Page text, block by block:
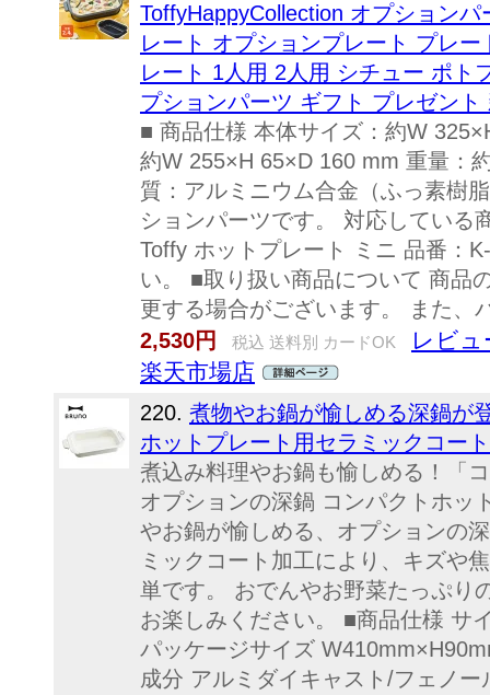
ToffyHappyCollection オプション
レート オプションプレート プレ
レート 1人用 2人用 シチュー ポト
プションパーツ ギフト プレゼン
■ 商品仕様 本体サイズ：約W
約W 255×H 65×D 160 mm 重量：
質：アルミニウム合金（ふっ素樹
ションパーツです。 対応している
Toffy ホットプレート ミニ 品番：
い。 ■取り扱い商品について 商品
更する場合がございます。 また、
2,530円
税込 送料別 カードOK
レビュ
楽天市場店
220. 煮物やお鍋が愉しめる深鍋が
ホットプレート用セラミックコー
煮込み料理やお鍋も愉しめる！「
オプションの深鍋 コンパクトホッ
やお鍋が愉しめる、オプションの
ミックコート加工により、キズや
単です。 おでんやお野菜たっぷり
お楽しみください。 ■商品仕様 サ
パッケージサイズ
成分 アルミダイキャスト/フェノ